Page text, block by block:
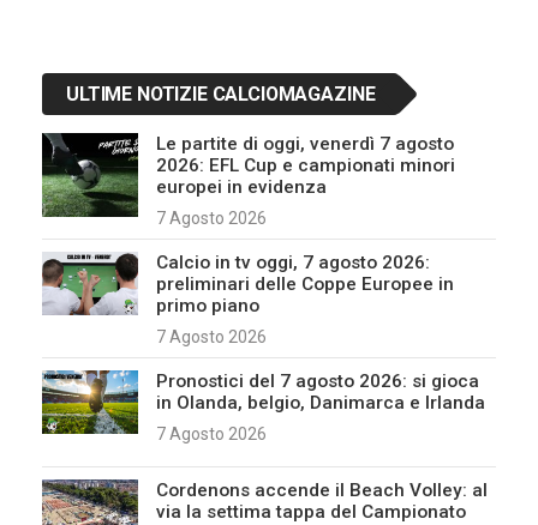
ULTIME NOTIZIE CALCIOMAGAZINE
Le partite di oggi, venerdì 7 agosto
2026: EFL Cup e campionati minori
europei in evidenza
7 Agosto 2026
Calcio in tv oggi, 7 agosto 2026:
preliminari delle Coppe Europee in
primo piano
7 Agosto 2026
Pronostici del 7 agosto 2026: si gioca
in Olanda, belgio, Danimarca e Irlanda
7 Agosto 2026
Cordenons accende il Beach Volley: al
via la settima tappa del Campionato